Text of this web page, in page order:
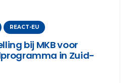
REACT-EU
bij MKB voor
in Zuid-